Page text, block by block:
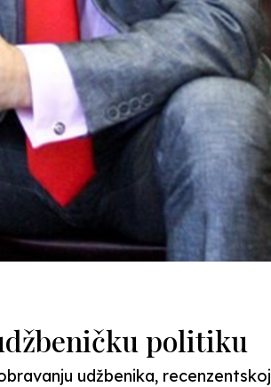
politiku
udžbenika, recenzentskoj